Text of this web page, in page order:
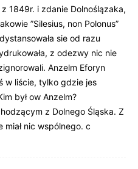
1849r. i zdanie Dolnoślązaka,
”Silesius, non Polonus”
sie od razu
z odezwy nic nie
Anzelm Eforyn
w liście, tylko gdzie jes
był ow Anzelm?
z Dolnego Śląska. Z
miał nic wspólnego. c